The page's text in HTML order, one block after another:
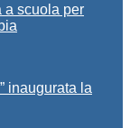
a scuola per
inaugurata la